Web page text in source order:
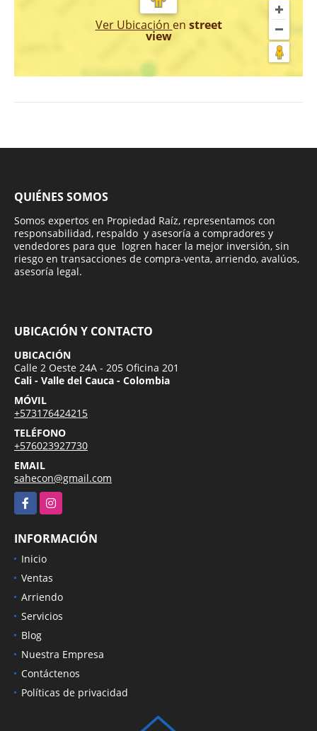
Ver Ubicación en street
view
QUIÉNES SOMOS
Somos expertos en Propiedad Raíz, representamos con
responsabilidad, respaldo y asesoría a compradores y
vendedores para que logren hacer la mejor inversión, sin
riesgo en transacciones de compra-venta, arriendo, avalúos,
asesoría legal.
UBICACIÓN Y CONTACTO
UBICACIÓN
Calle 2 Oeste 24A - 205 Oficina 201
Cali - Valle del Cauca - Colombia
MÓVIL
+573176424215
TELÉFONO
+576023927730
EMAIL
sahecon@gmail.com
FacebookInstagram
INFORMACIÓN
Inicio
Ventas
Arriendo
Servicios
Blog
Nuestra Empresa
Contáctenos
Políticas de privacidad